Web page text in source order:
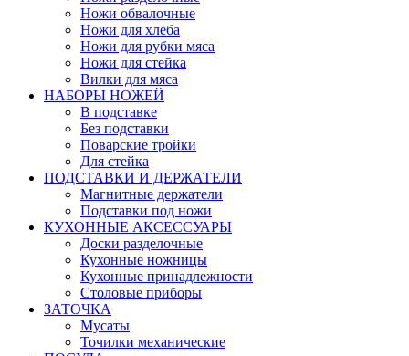
Ножи обвалочные
Ножи для хлеба
Ножи для рубки мяса
Ножи для стейка
Вилки для мяса
НАБОРЫ НОЖЕЙ
В подставке
Без подставки
Поварские тройки
Для стейка
ПОДСТАВКИ И ДЕРЖАТЕЛИ
Магнитные держатели
Подставки под ножи
КУХОННЫЕ АКСЕССУАРЫ
Доски разделочные
Кухонные ножницы
Кухонные принадлежности
Столовые приборы
ЗАТОЧКА
Мусаты
Точилки механические